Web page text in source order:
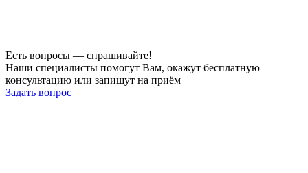
Есть вопросы — спрашивайте!
Наши специалисты помогут Вам, окажут бесплатную
консультацию или запишут на приём
Задать вопрос